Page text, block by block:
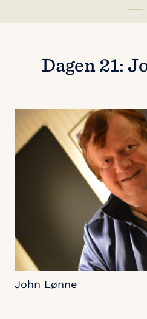
Dagen 21:
John Lønne